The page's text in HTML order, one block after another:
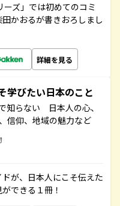
ズ」では初めてのコミ
かおるが書きおろしまし
詳細を見る
びたい日本のこと
知らない 日本人の心、
信仰、地域の魅力など
が、日本人にこそ伝えた
できる１冊！